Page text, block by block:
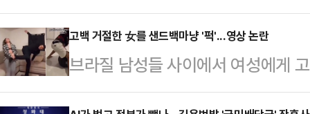
일찌감치 대진표를 확정한 더불어
지율 격차가 오차범위 내로 좁혀지
새다. 공식 선거운동 개막을 일주
라는 각자의 승부수를 던진 두 후보
고백 거절한 女를 샌드백마냥 '퍽'...영상 논란
브라질 남성들 사이에서 여성에게
습한다는 내용의 영상이 사회관계